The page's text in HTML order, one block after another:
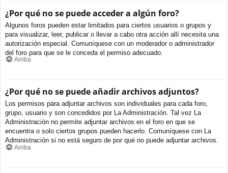
¿Por qué no se puede acceder a algún foro?
Algunos foros pueden estar limitados para ciertos usuarios o grupos y
para visualizar, leer, publicar o llevar a cabo otra acción allí necesita una
autorización especial. Comuníquese con un moderador o administrador
del foro para que se le conceda el permiso adecuado.
Arriba
¿Por qué no se puede añadir archivos adjuntos?
Los permisos para adjuntar archivos son individuales para cada foro,
grupo, usuario y son concedidos por La Administración. Tal vez La
Administración no permite adjuntar archivos en el foro en que se
encuentra o solo ciertos grupos pueden hacerlo. Comuníquese con La
Administración si no está seguro de por qué no puede adjuntar archivos.
Arriba